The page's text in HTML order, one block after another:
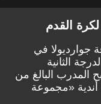
القدم
جوارديولا في
الثانية
المدرب البالغ من
أندية «مجموعة